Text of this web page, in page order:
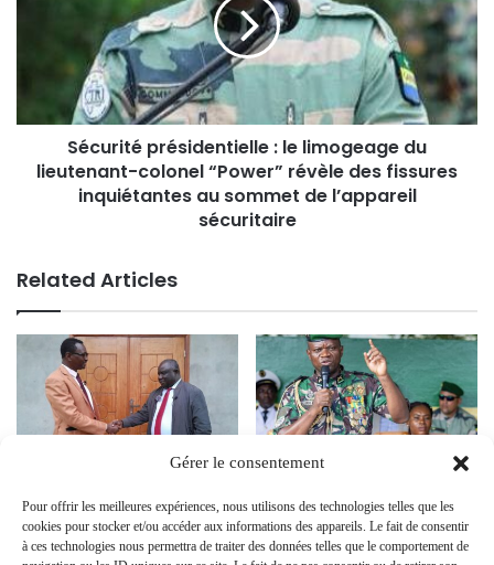
Gérer le consentement
Pour offrir les meilleures expériences, nous utilisons des technologies telles que les
cookies pour stocker et/ou accéder aux informations des appareils. Le fait de consentir
à ces technologies nous permettra de traiter des données telles que le comportement de
Sécurité présidentielle : le limogeage du
lieutenant-colonel “Power” révèle des fissures
inquiétantes au sommet de l’appareil
sécuritaire
Related Articles
Rémy Yama en tournée auprès
des leaders de l’opposition pour
bâtir une plateforme de
Dévoile les Dysfonctionnements
du Régime Ali Bongo à
Franceville